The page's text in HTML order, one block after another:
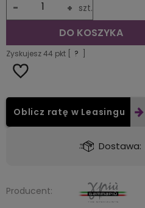
+
- szt.
DO KOSZYKA
Zyskujesz44 pkt [ ?
Oblicz ratę w Leasingu
Dostawa:
Producent: